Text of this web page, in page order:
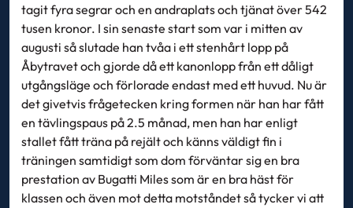
tagit fyra segrar och en andraplats och tjänat över 542
tusen kronor. I sin senaste start som var i mitten av
augusti så slutade han tvåa i ett stenhårt lopp på
Åbytravet och gjorde då ett kanonlopp från ett dåligt
utgångsläge och förlorade endast med ett huvud. Nu är
det givetvis frågetecken kring formen när han har fått
en tävlingspaus på 2.5 månad, men han har enligt
stallet fått träna på rejält och känns väldigt fin i
träningen samtidigt som dom förväntar sig en bra
prestation av Bugatti Miles som är en bra häst för
klassen och även mot detta motståndet så tycker vi att